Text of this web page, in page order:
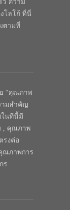
ความ
โลโก้ ที่นี่
ตามที่
“คุณภาพ
ามสำคัญ
นทีนี้มี
, คุณภาพ
รงต่อ
ณภาพการ
ร